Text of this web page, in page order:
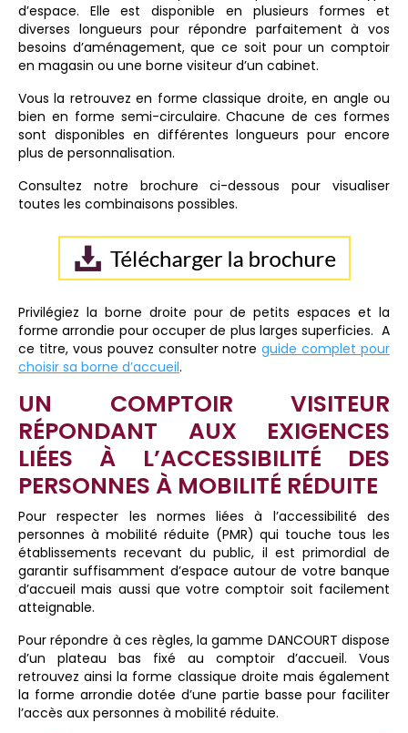
d’espace.
Elle est disponible en plusieurs formes et
diverses longueurs pour répondre parfaitement à vos
besoins d’aménagement, que ce soit pour un comptoir
en magasin ou une borne visiteur d’un cabinet.
Vous la retrouvez en forme classique droite, en angle ou
bien en forme semi-circulaire. Chacune de ces formes
sont disponibles en différentes longueurs pour encore
plus de personnalisation.
Consultez notre brochure ci-dessous pour visualiser
toutes les combinaisons possibles.
Privilégiez la borne droite pour de petits espaces et la
forme arrondie pour occuper de plus larges superficies. A
ce titre, vous pouvez consulter notreguide complet pour
choisir sa borne d’accueil.
UN COMPTOIR VISITEUR
RÉPONDANT AUX EXIGENCES
LIÉES À L’ACCESSIBILITÉ DES
PERSONNES À MOBILITÉ RÉDUITE
Pour respecter les normes liées à l’accessibilité des
personnes à mobilité réduite (PMR) qui touche tous les
établissements recevant du public, il est primordial de
garantir suffisamment d’espace autour de votre banque
d’accueil mais aussi que votre comptoir soit facilement
atteignable.
Pour répondre à ces règles, la gamme DANCOURT dispose
d’un plateau bas fixé au comptoir d’accueil. Vous
retrouvez ainsi la forme classique droite mais également
la forme arrondie dotée d’une partie basse pour faciliter
l’accès aux personnes à mobilité réduite.